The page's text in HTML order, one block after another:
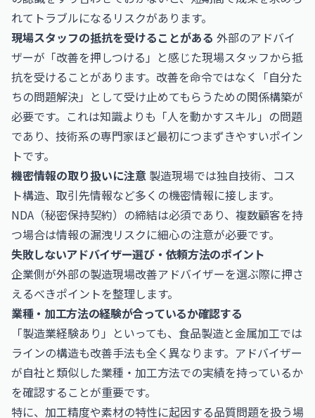
れてトラブルになるリスクがあります。
現場スタッフの抵抗を受けることがある 外部のアドバイ
ザーが「改善を押しつける」と感じた現場スタッフから抵
抗を受けることがあります。改善を命令ではなく「自分た
ちの問題解決」として受け止めてもらうための関係構築が
必要です。これは知識よりも「人を動かすスキル」の問題
であり、技術系の専門家ほど最初につまずきやすいポイン
トです。
機密情報の取り扱いに注意 製造現場では独自技術、コス
ト構造、取引先情報など多くの機密情報に接します。
NDA（秘密保持契約）の締結は必須であり、複数顧客を持
つ場合は情報の漏洩リスクに細心の注意が必要です。
失敗しないアドバイザー選び・依頼方法のポイント
企業側が外部の製造現場改善アドバイザーを選ぶ際に押さ
えるべきポイントを整理します。
業種・加工方法の経験が合っているか確認する
「製造業経験あり」といっても、食品製造と金属加工では
ラインの構造も改善手法も全く異なります。アドバイザー
が自社と類似した業種・加工方法での実績を持っているか
を確認することが重要です。
特に、加工精度や素材の特性に起因する品質問題を扱う場